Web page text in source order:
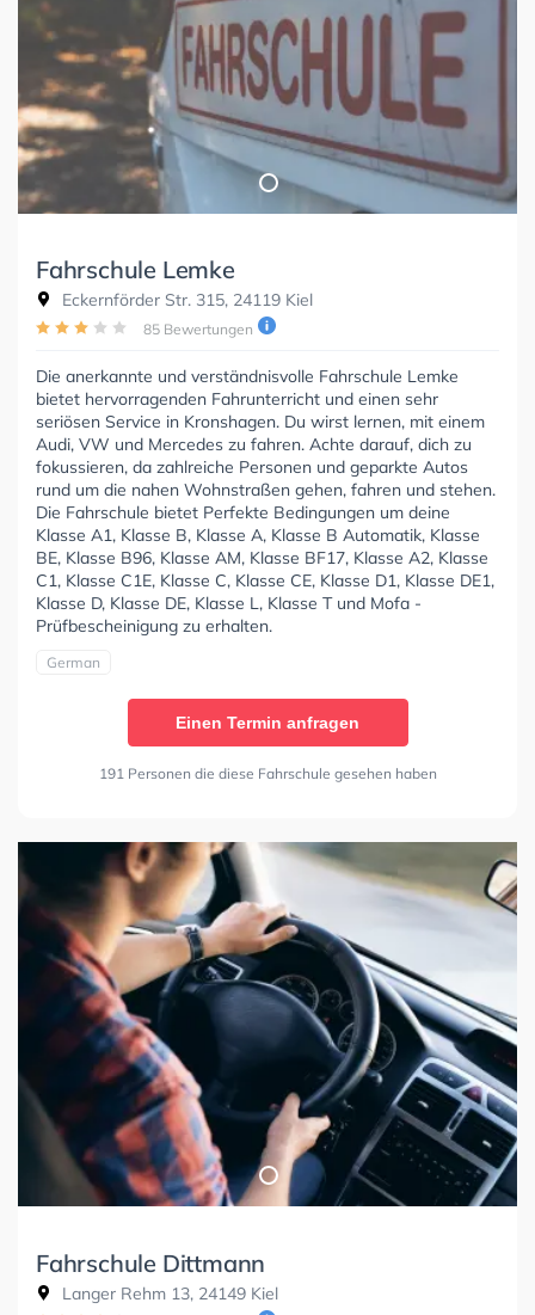
Fahrschule Lemke
Eckernförder Str. 315, 24119 Kiel
85 Bewertungen
Die anerkannte und verständnisvolle Fahrschule Lemke
bietet hervorragenden Fahrunterricht und einen sehr
seriösen Service in Kronshagen. Du wirst lernen, mit einem
Audi, VW und Mercedes zu fahren. Achte darauf, dich zu
fokussieren, da zahlreiche Personen und geparkte Autos
rund um die nahen Wohnstraßen gehen, fahren und stehen.
Die Fahrschule bietet Perfekte Bedingungen um deine
Klasse A1, Klasse B, Klasse A, Klasse B Automatik, Klasse
BE, Klasse B96, Klasse AM, Klasse BF17, Klasse A2, Klasse
C1, Klasse C1E, Klasse C, Klasse CE, Klasse D1, Klasse DE1,
Klasse D, Klasse DE, Klasse L, Klasse T und Mofa -
Prüfbescheinigung zu erhalten.
German
Einen Termin anfragen
191 Personen die diese Fahrschule gesehen haben
Fahrschule Dittmann
Langer Rehm 13, 24149 Kiel